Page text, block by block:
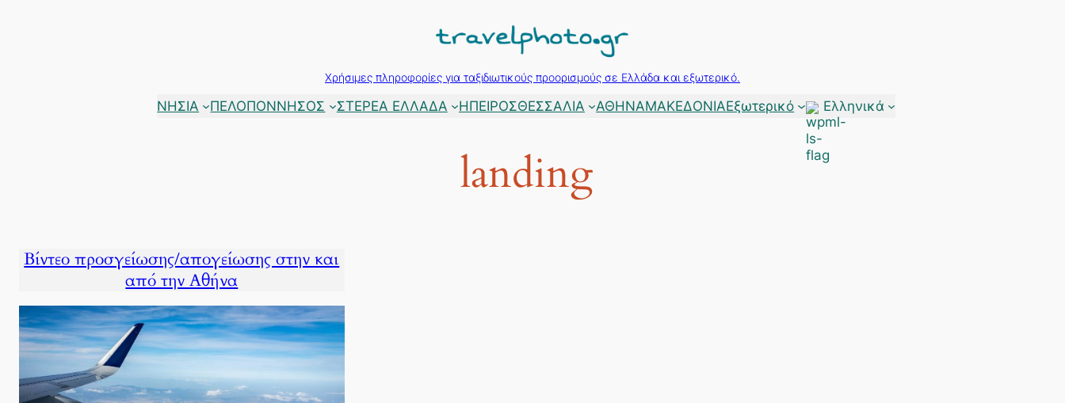
Χρήσιμες πληροφορίες για ταξιδιωτικούς προορισμούς σε Ελλάδα και εξωτερικό.
ΝΗΣΙΑ ΠΕΛΟΠΟΝΝΗΣΟΣ ΣΤΕΡΕΑ ΕΛΛΑΔΑ ΗΠΕΙΡΟΣΘΕΣΣΑΛΙΑ ΑΘΗΝΑΜΑΚΕΔΟΝΙΑΕξωτερικό Ελληνικά
landing
Βίντεο προσγείωσης/απογείωσης στην και
από την Αθήνα